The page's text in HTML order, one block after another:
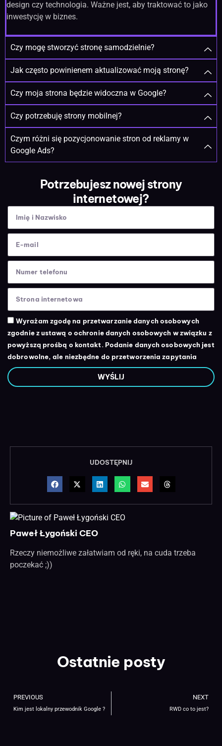
design czy technologia. Ważne jest, aby traktować to jako
inwestycję w biznes.
Czy mogę stworzyć stronę samodzielnie?
Jak często powinienem aktualizować moją stronę?
Czy moja strona będzie widoczna w Google?
Czy potrzebuję strony mobilnej?
Czym różni się pozycjonowanie stron od reklamy w
Google Ads?
Potrzebujesz nowej strony
internetowej?
Wyrażam zgodę na przetwarzanie danych osobowych
zgodnie z ustawą o ochronie danych osobowych w związku z
powyższą prośbą o kontakt. Podanie danych osobowych jest
dobrowolne, ale niezbędne do przetworzenia zapytania
WYŚLIJ
UDOSTĘPNIJ
Paweł Łygoński CEO
Rzeczy niemożliwe załatwiam od ręki, na cuda trzeba
poczekać ;))
Ostatnie posty
PREVIOUS
Kim jest lokalny przewodnik Google ?
NEXT
RWD co to jest?